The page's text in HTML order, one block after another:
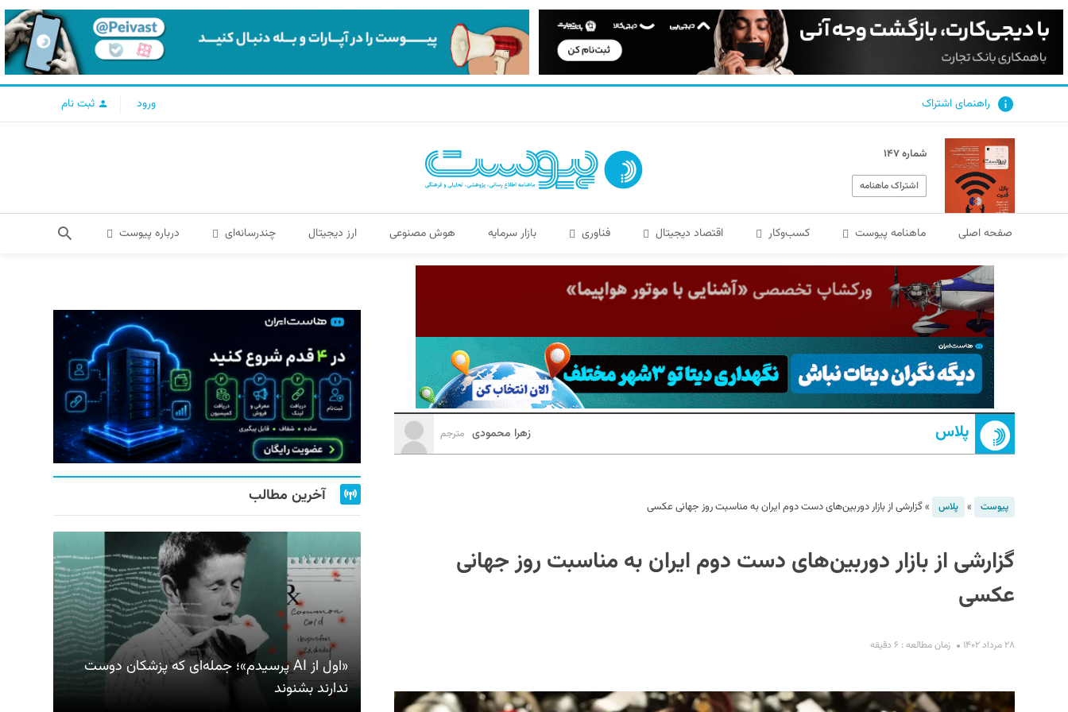
راهنمای اشتراک ورود ثبت نام
شماره ۱۴۷
اشتراک ماهنامه
صفحه اصلی ماهنامه پیوست کسب‌و‌کار اقتصاد دیجیتال فناوری بازار سرمایه هوش مصنوعی ارز دیجیتال چندرسانه‌ای درباره پیوست
پلاس زهرا محمودی مترجم
پیوست » پلاس »گزارشی از بازار دوربین‌های دست دوم ایران به مناسبت روز جهانی عکسی
گزارشی از بازار دوربین‌های دست دوم ایران به مناسبت روز جهانی
عکسی
۲۸ مرداد ۱۴۰۲ زمان مطالعه : ۶ دقیقه
آخرین مطالب
«اول از AI پرسیدم»؛ جمله‌ای که پزشکان دوست
ندارند بشنوند